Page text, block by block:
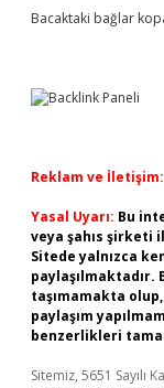
Bacaktaki bağlar
Reklam ve İletişim:
Yasal Uyarı: Bu
veya şahıs şirketi
Sitede yalnızca
taşımamakta
paylaşım
benzerlikleri
Sitemiz, 5651 Sayılı